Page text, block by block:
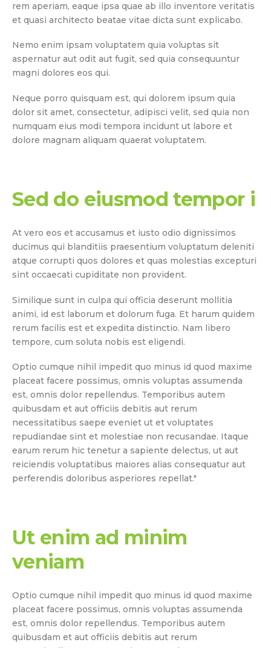
rem aperiam, eaque ipsa quae ab illo inventore veritatis
et quasi architecto beatae vitae dicta sunt explicabo.
Nemo enim ipsam voluptatem quia voluptas sit
aspernatur aut odit aut fugit, sed quia consequuntur
magni dolores eos qui.
Neque porro quisquam est, qui dolorem ipsum quia
dolor sit amet, consectetur, adipisci velit, sed quia non
numquam eius modi tempora incidunt ut labore et
dolore magnam aliquam quaerat voluptatem.
Sed do eiusmod tempor i
At vero eos et accusamus et iusto odio dignissimos
ducimus qui blanditiis praesentium voluptatum deleniti
atque corrupti quos dolores et quas molestias excepturi
sint occaecati cupiditate non provident.
Similique sunt in culpa qui officia deserunt mollitia
animi, id est laborum et dolorum fuga. Et harum quidem
rerum facilis est et expedita distinctio. Nam libero
tempore, cum soluta nobis est eligendi.
Optio cumque nihil impedit quo minus id quod maxime
placeat facere possimus, omnis voluptas assumenda
est, omnis dolor repellendus. Temporibus autem
quibusdam et aut officiis debitis aut rerum
necessitatibus saepe eveniet ut et voluptates
repudiandae sint et molestiae non recusandae. Itaque
earum rerum hic tenetur a sapiente delectus, ut aut
reiciendis voluptatibus maiores alias consequatur aut
perferendis doloribus asperiores repellat."
Ut enim ad minim
veniam
Optio cumque nihil impedit quo minus id quod maxime
placeat facere possimus, omnis voluptas assumenda
est, omnis dolor repellendus. Temporibus autem
quibusdam et aut officiis debitis aut rerum